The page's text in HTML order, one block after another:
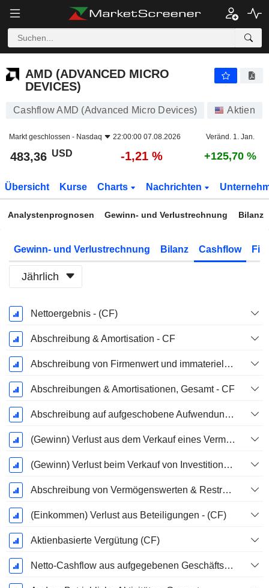
AMD (ADVANCED MICRO
DEVICES)
Cashflow AMD (Advanced Micro Devices) Aktien
Markt geschlossen - Nasdaq 22:00:00 07.08.2026 Veränd. 1. Jan.
483,36 USD -1,21 % +125,70 %
Übersicht Kurse Charts Nachrichten
Analystenprognosen Gewinn- und Verlustrechnung Bilanz
Gewinn- und Verlustrechnung Bilanz Cashflow
Jährlich
Ende d.
Geschäftsjahres:
Dezember
Nettoergebnis - (CF)
Abschreibung & Amortisation - CF
Abschreibung von Firmenwert und immateriellen Vermögenswerten - (CF) - (Modellspezifisch)
Abschreibungen & Amortisationen, Gesamt - CF
Abschreibung auf aufgeschobene Aufwendungen, Gesamt - (CF)
(Gewinn) Verlust aus dem Verkauf eines Vermögenswerts
(Gewinn) Verlust beim Verkauf von Investitionen - (CF)
Abschreibung von Vermögenswerten & Restrukturierungskosten
(Einkommen) Verlust aus Beteiligungen - (CF)
Aktienbasierte Vergütung (CF)
Netto-Cashflow aus aufgegebenen Geschäftsbereichen